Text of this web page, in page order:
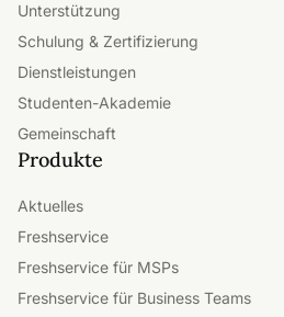
Unterstützung
Schulung & Zertifizierung
Dienstleistungen
Studenten-Akademie
Gemeinschaft
Produkte
Aktuelles
Freshservice
Freshservice für MSPs
Freshservice für Business Teams